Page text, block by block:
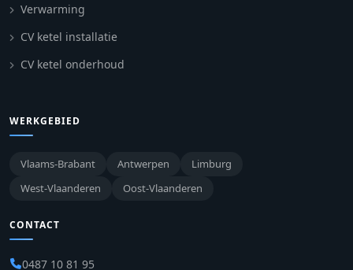
Verwarming
CV ketel installatie
CV ketel onderhoud
WERKGEBIED
Vlaams-Brabant Antwerpen
Limburg
West-Vlaanderen
Oost-Vlaanderen
CONTACT
0487 10 81 95